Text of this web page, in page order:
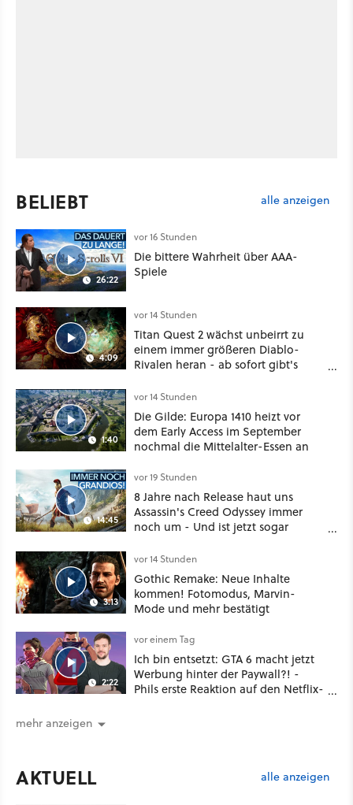
BELIEBT alle anzeigen
26:22
vor 16 Stunden
Die bittere Wahrheit über AAA-
Spiele
4:09
vor 14 Stunden
Titan Quest 2 wächst unbeirrt zu
einem immer größeren Diablo-
Rivalen heran - ab sofort gibt's
Klasse
1:40
vor 14 Stunden
Die Gilde: Europa 1410 heizt vor
dem Early Access im September
nochmal die Mittelalter-Essen an
14:45
vor 19 Stunden
8 Jahre nach Release haut uns
Assassin's Creed Odyssey immer
noch um - Und ist jetzt sogar
3:13
vor 14 Stunden
Gothic Remake: Neue Inhalte
kommen! Fotomodus, Marvin-
Mode und mehr bestätigt
2:22
vor einem Tag
Ich bin entsetzt: GTA 6 macht jetzt
Werbung hinter der Paywall?! -
Phils erste Reaktion auf den Netflix-
mehr anzeigen
AKTUELL alle anzeigen